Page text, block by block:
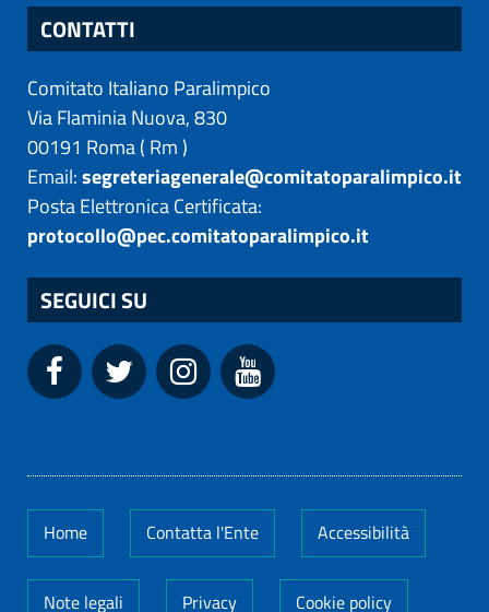
CONTATTI
Comitato Italiano Paralimpico
Via Flaminia Nuova, 830
00191 Roma( Rm)
Email:segreteriagenerale@comitatoparalimpico.it
Posta Elettronica Certificata:
protocollo@pec.comitatoparalimpico.it
SEGUICI SU
Home Contatta l'Ente Accessibilità
Note legali Privacy Cookie policy